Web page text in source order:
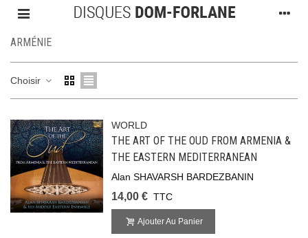
ARMÉNIE
Choisir
WORLD
THE ART OF THE OUD FROM ARMENIA &
THE EASTERN MEDITERRANEAN
Alan SHAVARSH BARDEZBANIN
14,00 € TTC
Ajouter Au Panier